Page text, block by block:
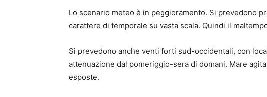
Lo scenario meteo è in peggioramento. Si prevedono
carattere di temporale su vasta scala. Quindi il
Si prevedono anche venti forti sud-occidentali, con
attenuazione dal pomeriggio-sera di domani. Mare
esposte.